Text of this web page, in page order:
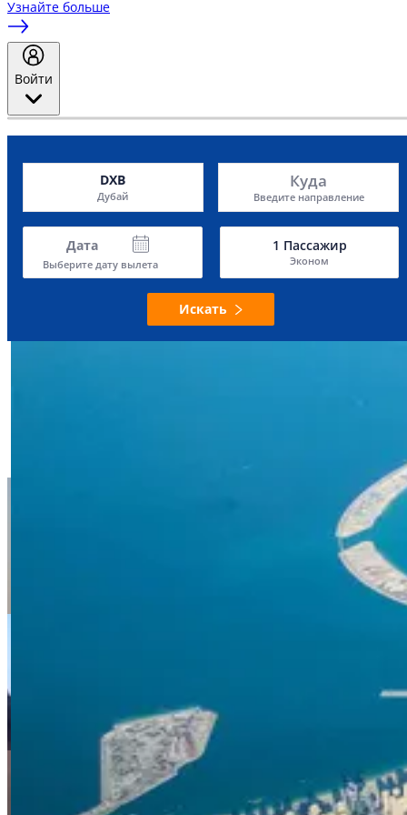
Узнайте больше
Войти
DXB
Дубай
Куда
Введите направление
Дата
Выберите дату вылета
1 Пассажир
Эконом
Искать